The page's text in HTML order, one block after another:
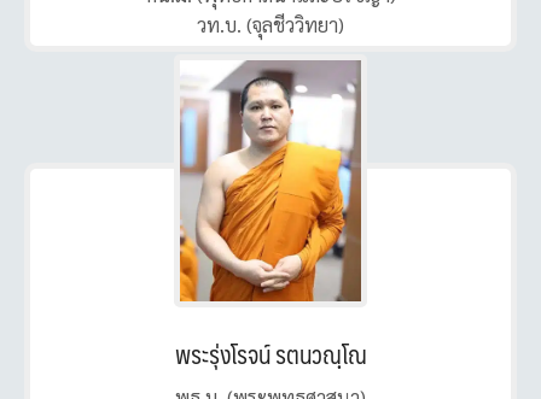
วท.บ. (จุลชีววิทยา)
พระรุ่งโรจน์ รตนวณฺโณ